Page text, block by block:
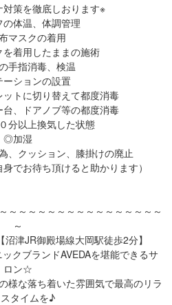
策を徹底しおります※
体温、体調管理
マスクの着用
着用したままの施術
手指消毒、検温
ションの設置
トに切り替えて都度消毒
、ドアノブ等の都度消毒
分以上換気した状態
◎加湿
、クッション、膝掛けの廃止
でお待ち頂けると助かります）
～～～～～～～～～～～～～～～～
～
津JR御殿場線大岡駅徒歩2分】
クブランドAVEDAを堪能できるサ
ロン☆
様な落ち着いた雰囲気で最高のリラ
タイムを♪